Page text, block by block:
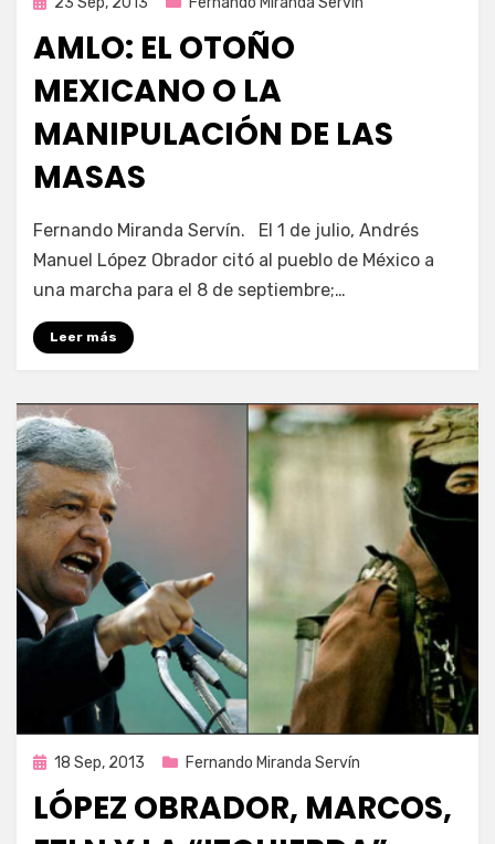
AMLO: EL OTOÑO
MEXICANO O LA
MANIPULACIÓN DE LAS
MASAS
Enrique
Fernando Miranda Servín. El 1 de julio, Andrés
Manuel López Obrador citó al pueblo de México a
una marcha para el 8 de septiembre;…
Leer más
Publicada
18 Sep, 2013 Fernando Miranda Servín
LÓPEZ OBRADOR, MARCOS,